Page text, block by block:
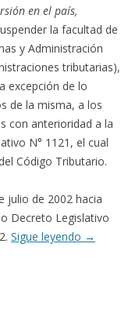
en el país,
la facultad de
y Administración
tributarias),
excepción de lo
de la misma, a los
con anterioridad a la
N° 1121, el cual
Código Tributario.
julio de 2002 hacia
Decreto Legislativo
Sigue leyendo →